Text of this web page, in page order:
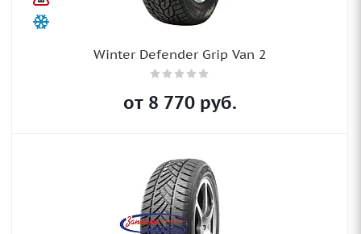
Winter Defender Grip Van 2
от 8 770руб.